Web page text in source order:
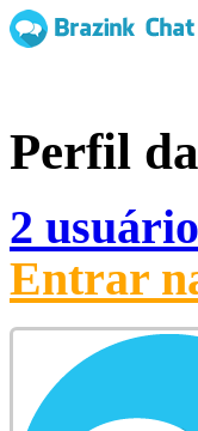
Perfil
2
Entrar